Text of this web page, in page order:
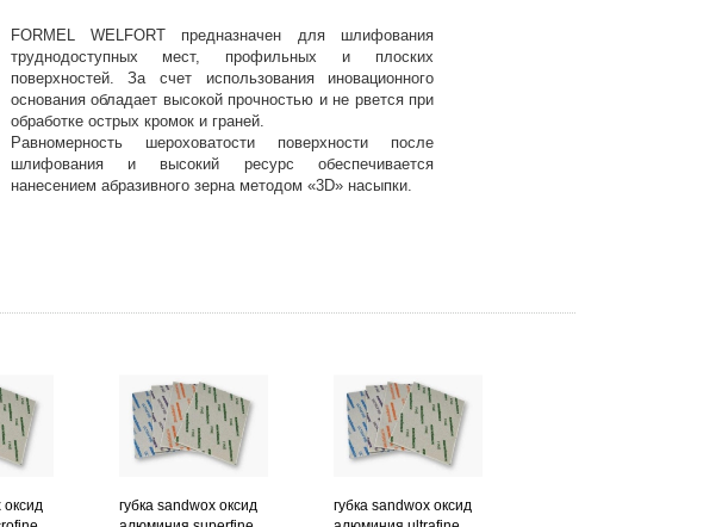
FORMEL WELFORT предназначен для шлифования
труднодоступных мест, профильных и плоских
поверхностей. За счет использования иновационного
основания обладает высокой прочностью и не рвется при
обработке острых кромок и граней.
Равномерность шероховатости поверхности после
шлифования и высокий ресурс обеспечивается
нанесением абразивного зерна методом «3D» насыпки.
оксид
губка sandwox оксид
губка sandwox оксид